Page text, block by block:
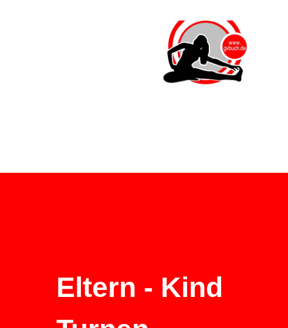
Eltern - Kind